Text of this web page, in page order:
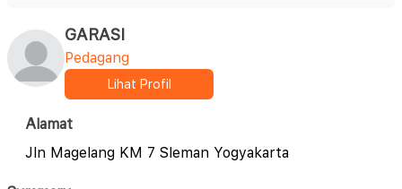
GARASI
Pedagang
Lihat Profil
Alamat
Jln Magelang KM 7 Sleman Yogyakarta